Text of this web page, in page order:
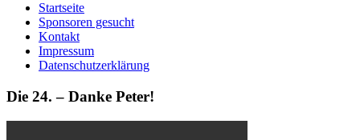
Startseite
Sponsoren gesucht
Kontakt
Impressum
Datenschutzerklärung
Die 24. – Danke Peter!